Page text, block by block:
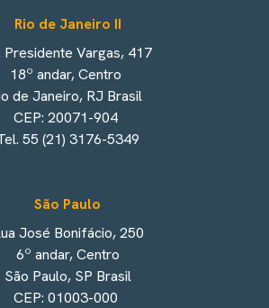
Rio de Janeiro II
Presidente Vargas, 417
18º andar, Centro
de Janeiro, RJ Brasil
CEP: 20071-904
55 (21) 3176-5349
São Paulo
José Bonifácio, 250
6º andar, Centro
São Paulo, SP Brasil
CEP: 01003-000